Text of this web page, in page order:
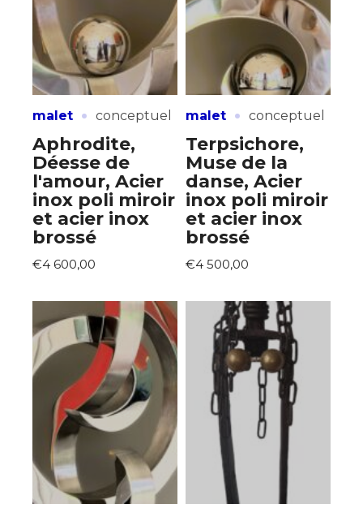
Statut / Organisation
J'accepte lestermes et conditions
* Champ obligatoire
Adresse email*
Nom
Prénom
Statut / Organisation
J'accepte lestermes et conditions
malet · conceptuel
Aphrodite,
Déesse de
l'amour, Acier
inox poli miroir
et acier inox
brossé
€4 600,00
malet · conceptuel
Terpsichore,
Muse de la
danse, Acier
inox poli miroir
et acier inox
brossé
€4 500,00